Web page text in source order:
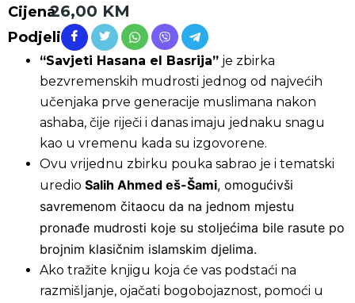
Cijena26,00 KM
Podjeli
“Savjeti Hasana el Basrija” je zbirka
bezvremenskih mudrosti jednog od najvećih
učenjaka prve generacije muslimana nakon
ashaba, čije riječi i danas imaju jednaku snagu
kao u vremenu kada su izgovorene.
Ovu vrijednu zbirku pouka sabrao je i tematski
uredio Salih Ahmed eš-Šami, omogućivši
savremenom čitaocu da na jednom mjestu
pronađe mudrosti koje su stoljećima bile rasute po
brojnim klasičnim islamskim djelima.
Ako tražite knjigu koja će vas podstaći na
razmišljanje, ojačati bogobojaznost, pomoći u